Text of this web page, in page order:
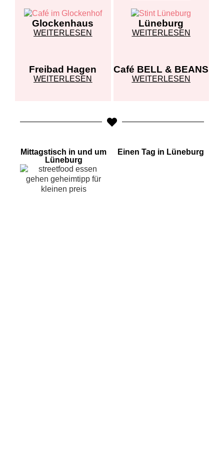
Glockenhaus
WEITERLESEN
Lüneburg
WEITERLESEN
Freibad Hagen
WEITERLESEN
Café BELL & BEANS
WEITERLESEN
Mittagstisch in und um
Lüneburg
Einen Tag in Lüneburg